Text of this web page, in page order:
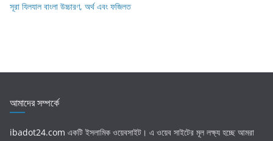
সূরা যিলযাল বাংলা উচ্চারণ, অর্থ এবং ফজিলত
আমাদের সম্পর্কে
ibadot24.com একটি ইসলামিক ওয়েবসাইট। এ ওয়েব সাইটের মূল লক্ষ্য হচ্ছে আমরা